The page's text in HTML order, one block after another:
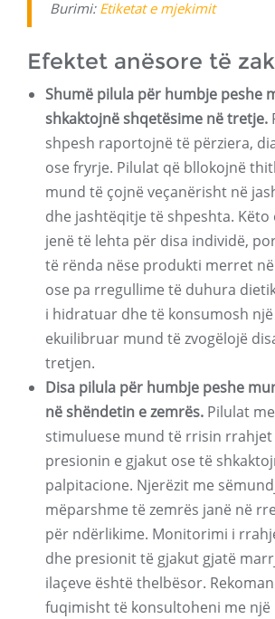
Burimi: Etiketat e mjekimit
Efektet anësore të
Shumë pilula për humbje peshe
shkaktojnë shqetësime në tretje.
shpesh raportojnë të përziera,
ose fryrje. Pilulat që bllokojnë
mund të çojnë veçanërisht në
dhe jashtëqitje të shpeshta.
jenë të lehta për disa individë,
të rënda nëse produkti merret
ose pa rregullime të duhura
i hidratuar dhe të konsumosh
ekuilibruar mund të zvogëlojë
tretjen.
Disa pilula për humbje peshe
në shëndetin e zemrës. Pilulat
stimuluese mund të rrisin rrahjet
presionin e gjakut ose të
palpitacione. Njerëzit me
mëparshme të zemrës janë në
për ndërlikime. Monitorimi i
dhe presionit të gjakut gjatë
ilaçeve është thelbësor.
fuqimisht të konsultoheni me